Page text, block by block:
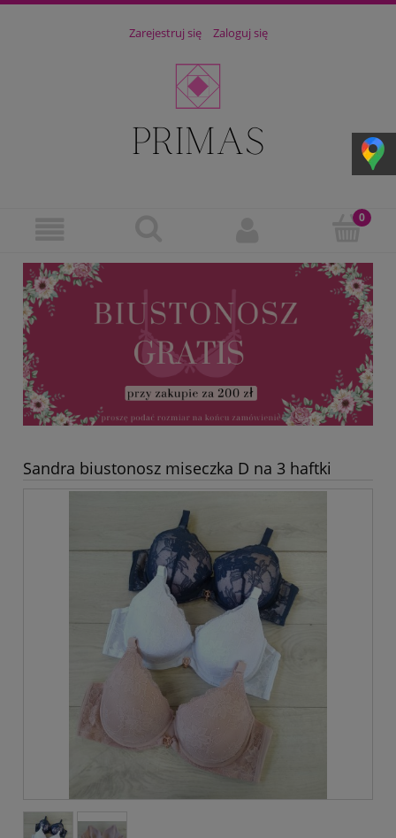
Zarejestruj się Zaloguj się
Sandra biustonosz miseczka D na 3 haftki